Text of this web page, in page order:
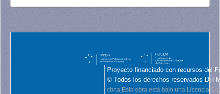
Proyecto financiado con recursos del
© Todos los derechos reservados DH
cbna Esta obra está bajo una Licencia